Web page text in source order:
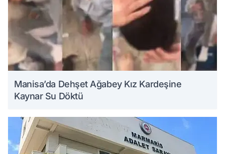
Manisa’da Dehşet Ağabey Kız Kardeşine
Kaynar Su Döktü